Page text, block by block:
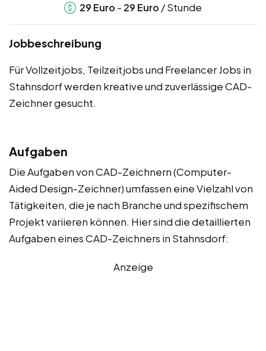
29 Euro - 29 Euro / Stunde
Jobbeschreibung
Für Vollzeitjobs, Teilzeitjobs und Freelancer Jobs in
Stahnsdorf werden kreative und zuverlässige CAD-
Zeichner gesucht.
Aufgaben
Die Aufgaben von CAD-Zeichnern (Computer-
Aided Design-Zeichner) umfassen eine Vielzahl von
Tätigkeiten, die je nach Branche und spezifischem
Projekt variieren können. Hier sind die detaillierten
Aufgaben eines CAD-Zeichners in Stahnsdorf:
Anzeige